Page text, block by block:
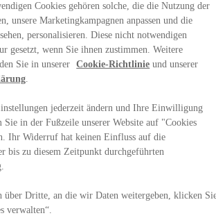
Cookies gehören solche, die die Nutzung der
unsere Marketingkampagnen anpassen und die
personalisieren. Diese nicht notwendigen
gesetzt, wenn Sie ihnen zustimmen. Weitere
Sie in unserer
Cookie-Richtlinie und unserer
jederzeit ändern und Ihre Einwilligung
in der Fußzeile unserer Website auf "Cookies
Ihr Widerruf hat keinen Einfluss auf die
bis zu diesem Zeitpunkt durchgeführten
über Dritte, an die wir Daten weitergeben, klicken
verwalten“.